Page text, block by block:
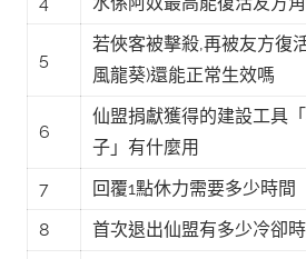
5
若俠客被擊殺,再被友方復
風龍葵)還能正常生效嗎
6
仙盟捐獻獲得的建設工具
子」有什麼用
7
回覆1點休力需要多少時間
8
首次退出仙盟有多少冷卻